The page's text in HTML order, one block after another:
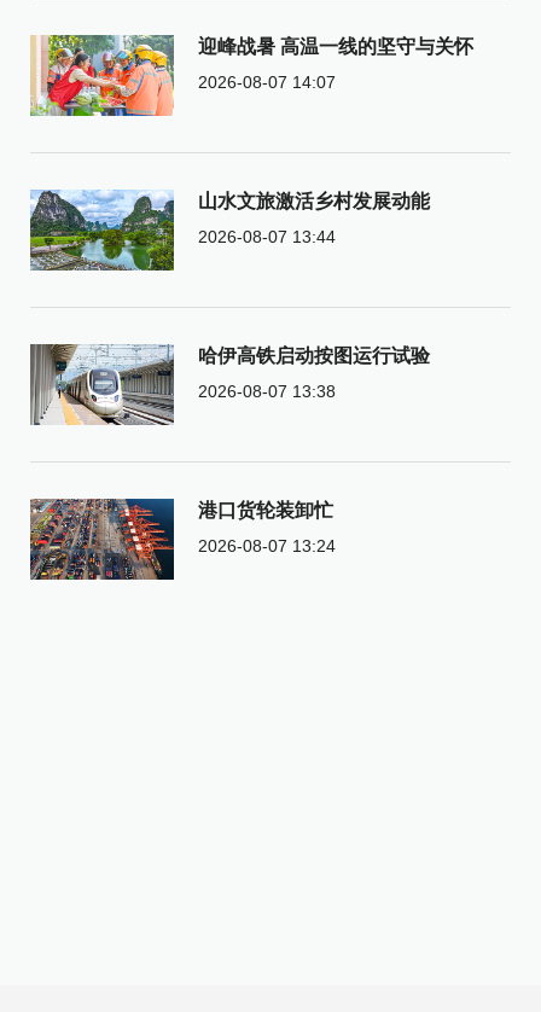
迎峰战暑 高温一线的坚守与关怀
2026-08-07 14:07
山水文旅激活乡村发展动能
2026-08-07 13:44
哈伊高铁启动按图运行试验
2026-08-07 13:38
港口货轮装卸忙
2026-08-07 13:24